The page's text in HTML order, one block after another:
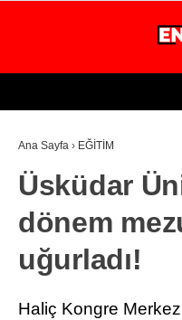
GÜNDEM
EKONOMİ
DÜNYA
MAGAZİN
Ana Sayfa › EĞİTİM
Üsküdar
dönem
uğurladı!
Haliç Kongre